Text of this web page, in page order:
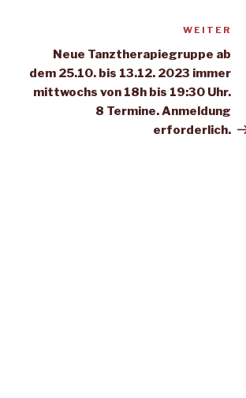
WEITER
Neue Tanztherapiegruppe ab
dem 25.10. bis 13.12. 2023 immer
mittwochs von 18h bis 19:30 Uhr.
8 Termine. Anmeldung
erforderlich.